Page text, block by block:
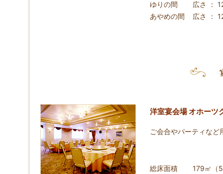
ゆりの間
広さ ：
あやめの間
広さ ：
洋室宴会場 オホーツ
ご会合やパーティな
総床面積
179㎡（